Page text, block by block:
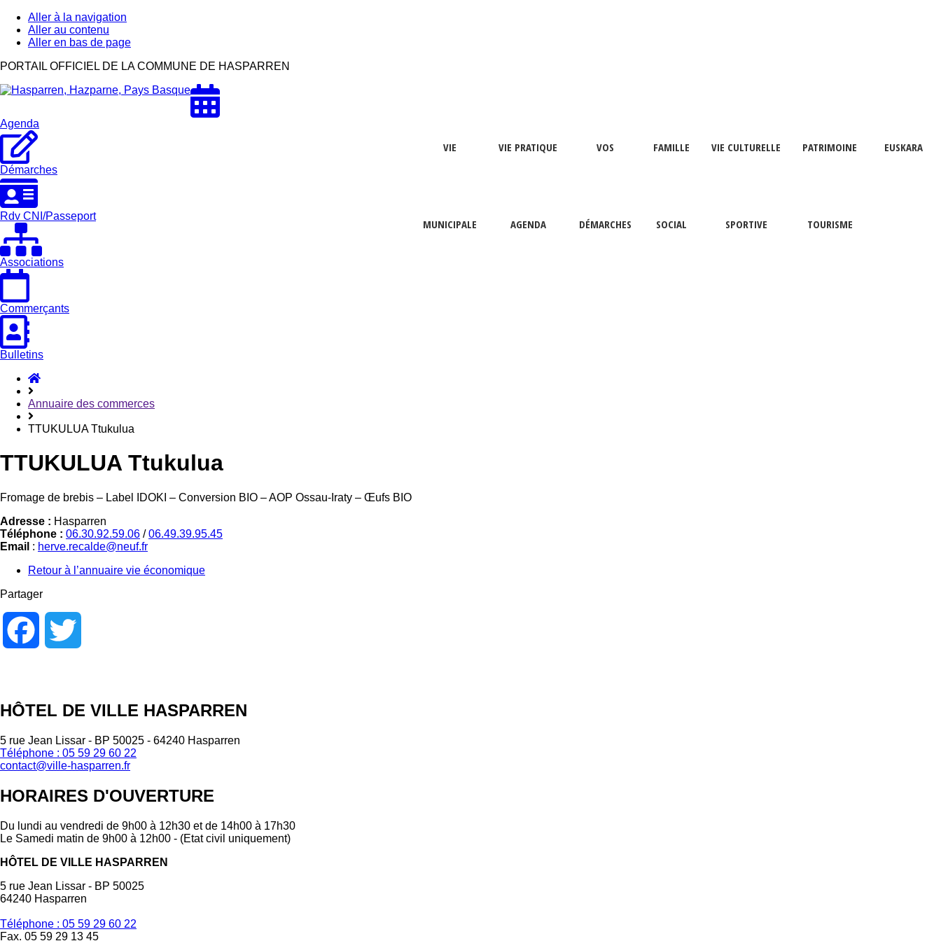
Aller à la navigation
Aller au contenu
Aller en bas de page
Hasparren,
Pays
PORTAIL OFFICIEL DE LA COMMUNE DE HASPARREN
VIE
MUNICIPALE
VIE PRATIQUE
AGENDA
VOS
DÉMARCHES
FAMILLE
SOCIAL
VIE CULTURELLE
SPORTIVE
PATRIMOINE
TOURISME
EUSKARA
Agenda
Démarches
Rdv CNI/Passeport
Associations
Commerçants
Bulletins
Accueil
Annuaire des commerces
TTUKULUA Ttukulua
TTUKULUA Ttukulua
Fromage de brebis – Label IDOKI – Conversion BIO – AOP Ossau-Iraty – Œufs BIO
Adresse : Hasparren
Téléphone : 06.30.92.59.06 /06.49.39.95.45
Email : herve.recalde@neuf.fr
Retour à l’annuaire vie économique
Partager
Facebook
HÔTEL DE VILLE HASPARREN
5 rue Jean Lissar - BP 50025 - 64240 Hasparren
Téléphone : 05 59 29 60 22
contact@ville-hasparren.fr
HORAIRES D'OUVERTURE
Du lundi au vendredi de 9h00 à 12h30 et de 14h00 à 17h30
Le Samedi matin de 9h00 à 12h00 - (Etat civil uniquement)
HÔTEL DE VILLE HASPARREN
5 rue Jean Lissar - BP 50025
64240 Hasparren
Téléphone : 05 59 29 60 22
Fax. 05 59 29 13 45